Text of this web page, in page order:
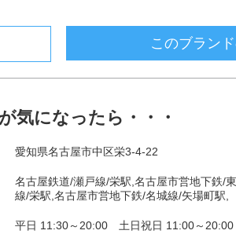
このブラン
気になったら・・・
愛知県名古屋市中区栄3-4-22
名古屋鉄道/瀬戸線/栄駅,名古屋市営地下鉄/
線/栄駅,名古屋市営地下鉄/名城線/矢場町駅,
平日 11:30～20:00 土日祝日 11:00～